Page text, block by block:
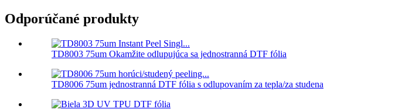
Odporúčané produkty
TD8003 75um Okamžite odlupujúca sa jednostranná DTF fólia
TD8006 75um jednostranná DTF fólia s odlupovaním za tepla/za studena